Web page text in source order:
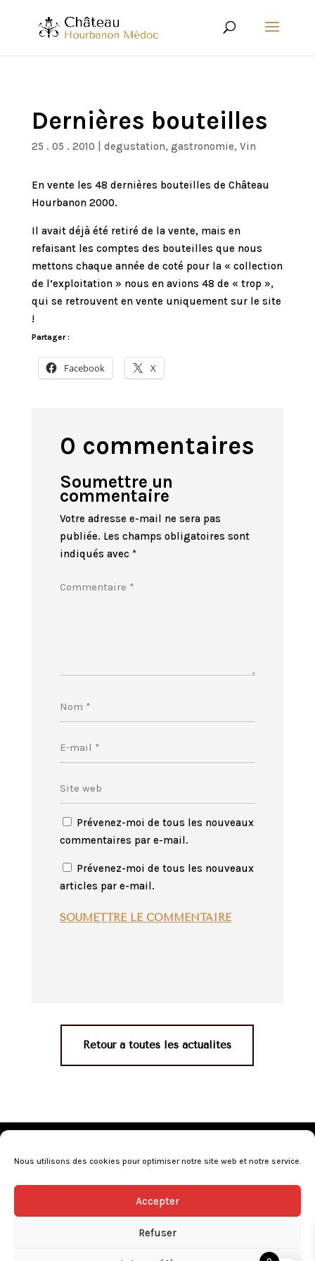
Nous utilisons des cookies pour optimiser notre site web et notre service.
Accepter
Refuser
Dernières bouteilles
25 . 05 . 2010 degustation, gastronomie, Vin
En vente les 48 dernières bouteilles de Château
Hourbanon 2000.
Il avait déjà été retiré de la vente, mais en
refaisant les comptes des bouteilles que nous
mettons chaque année de coté pour la « collection
de l’exploitation » nous en avions 48 de « trop »,
qui se retrouvent en vente uniquement sur le site
!
Partager :
Facebook X
0 commentaires
Soumettre un
commentaire
Votre adresse e-mail ne sera pas
publiée. Les champs obligatoires sont
indiqués avec *
Prévenez-moi de tous les nouveaux
commentaires par e-mail.
Prévenez-moi de tous les nouveaux
articles par e-mail.
SOUMETTRE LE COMMENTAIRE
Retour à toutes les actualités
Conditions générales de vente•Nos revendeurs•
L’abus d’alcool est dangereux pour la santé, consommez avec